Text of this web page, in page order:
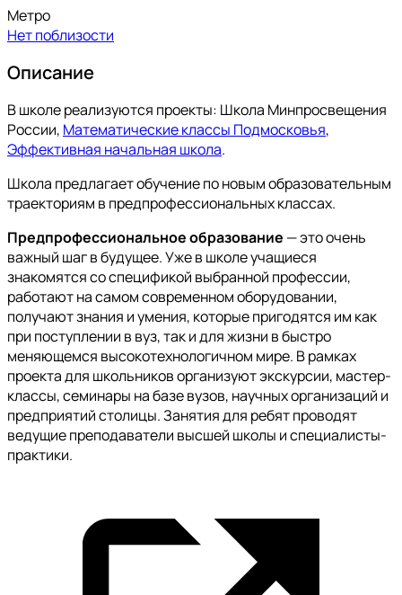
Метро
Нет поблизости
Описание
В школе реализуются проекты: Школа Минпросвещения
России, Математические классы Подмосковья,
Эффективная начальная школа.
Школа предлагает обучение по новым образовательным
траекториям в предпрофессиональных классах.
Предпрофессиональное образование — это очень
важный шаг в будущее. Уже в школе учащиеся
знакомятся со спецификой выбранной профессии,
работают на самом современном оборудовании,
получают знания и умения, которые пригодятся им как
при поступлении в вуз, так и для жизни в быстро
меняющемся высокотехнологичном мире. В рамках
проекта для школьников организуют экскурсии, мастер-
классы, семинары на базе вузов, научных организаций и
предприятий столицы. Занятия для ребят проводят
ведущие преподаватели высшей школы и специалисты-
практики.